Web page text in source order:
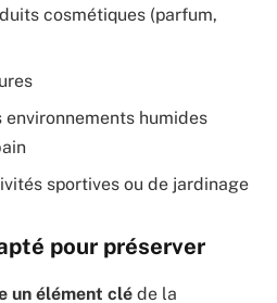
cosmétiques (parfum,
environnements humides
sportives ou de jardinage
pour préserver
un élément clé de la